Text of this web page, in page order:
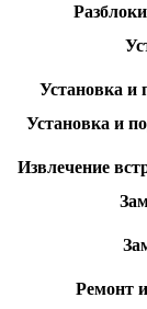
Установка и
Установка и
Извлечение
Ремонт